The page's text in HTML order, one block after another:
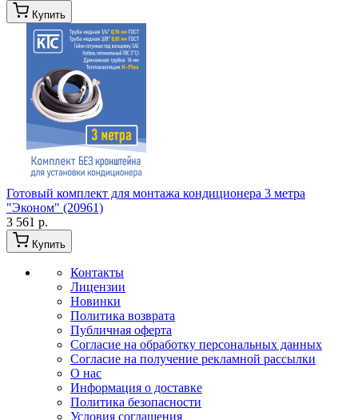
Купить
Готовый комплект для монтажа кондиционера 3 метра
"Эконом" (20961)
3 561 р.
Купить
Контакты
Лицензии
Новинки
Политика возврата
Публичная оферта
Согласие на обработку персональных данных
Согласие на получение рекламной рассылки
О нас
Информация о доставке
Политика безопасности
Условия соглашения